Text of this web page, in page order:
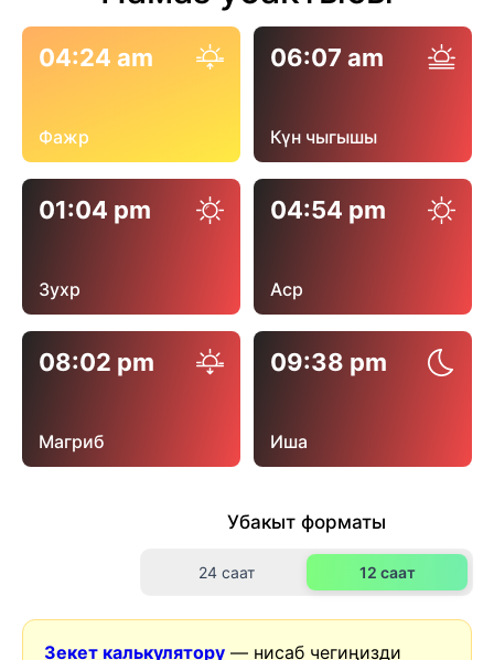
04:24 am
Фажр
06:07 am
Күн чыгышы
01:04 pm
Зухр
04:54 pm
Аср
08:02 pm
Магриб
09:38 pm
Иша
Убакыт форматы
24 саат 12 саат
Зекет калькулятору — нисаб чегиңизди